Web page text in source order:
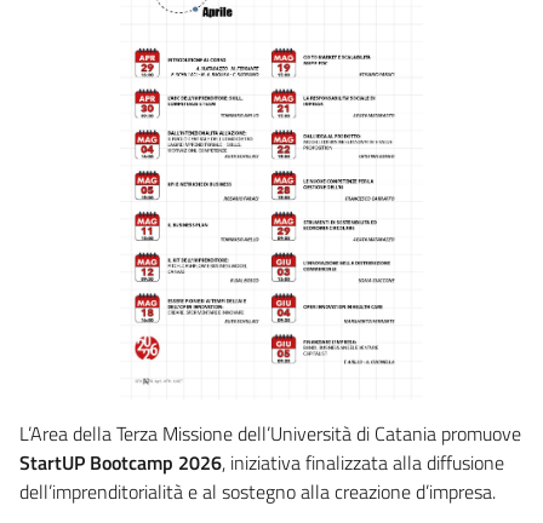
L’Area della Terza Missione dell’Università di Catania promuove
StartUP Bootcamp 2026, iniziativa finalizzata alla diffusione
dell’imprenditorialità e al sostegno alla creazione d’impresa.